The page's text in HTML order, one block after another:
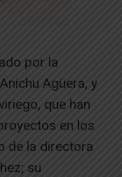
por la
Agüera, y
que han
en los
de la directora
su